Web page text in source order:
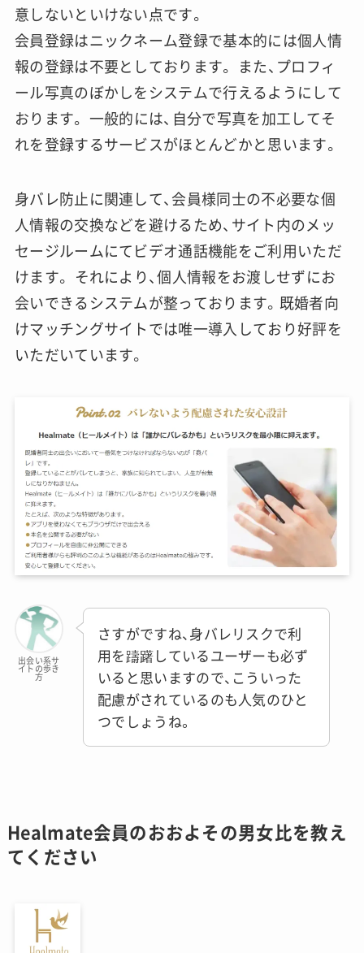
意しないといけない点です。
会員登録はニックネーム登録で基本的には個人情
報の登録は不要としております。 また、プロフィ
ール写真のぼかしをシステムで行えるようにして
おります。 一般的には、自分で写真を加工してそ
れを登録するサービスがほとんどかと思います。
身バレ防止に関連して、会員様同士の不必要な個
人情報の交換などを避けるため、サイト内のメッ
セージルームにてビデオ通話機能をご利用いただ
けます。 それにより、個人情報をお渡しせずにお
会いできるシステムが整っております。既婚者向
けマッチングサイトでは唯一導入しており好評を
いただいています。
出会い系サ
イトの歩き
方
さすがですね、身バレリスクで利
用を躊躇しているユーザーも必ず
いると思いますので、こういった
配慮がされているのも人気のひと
つでしょうね。
Healmate会員のおおよその男女比を教え
てください